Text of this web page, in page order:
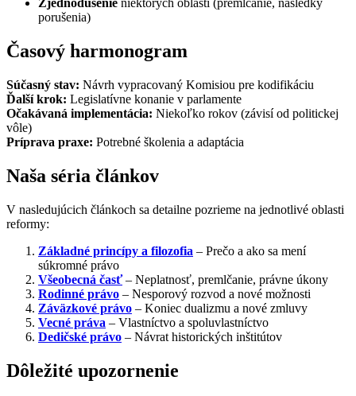
Zjednodušenie niektorých oblastí (premlčanie, následky
porušenia)
Časový harmonogram
Súčasný stav: Návrh vypracovaný Komisiou pre kodifikáciu
Ďalší krok: Legislatívne konanie v parlamente
Očakávaná implementácia: Niekoľko rokov (závisí od politickej
vôle)
Príprava praxe: Potrebné školenia a adaptácia
Naša séria článkov
V nasledujúcich článkoch sa detailne pozrieme na jednotlivé oblasti
reformy:
Základné princípy a filozofia – Prečo a ako sa mení
súkromné právo
Všeobecná časť– Neplatnosť, premlčanie, právne úkony
Rodinné právo – Nesporový rozvod a nové možnosti
Záväzkové právo – Koniec dualizmu a nové zmluvy
Vecné práva – Vlastníctvo a spoluvlastníctvo
Dedičské právo – Návrat historických inštitútov
Dôležité upozornenie